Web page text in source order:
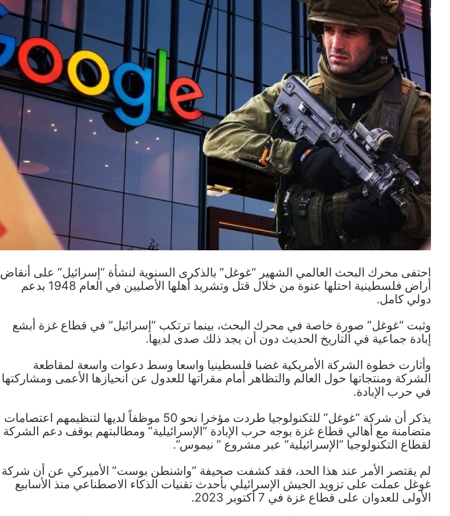
احتفى محرك البحث العالمي الشهير “غوغل” بالذكرى السنوية لنشأة “إسرائيل” على أنقاض
أراض فلسطينية احتلها عنوة من خلال قتل وتشريد أهلها الأصليين في العام 1948 بدعم
دولي كامل.
وثبت “غوغل” صورة خاصة في محرك البحث، بينما ترتكب “إسرائيل” في قطاع غزة أبشع
إبادة جماعية في التاريخ الحديث دون أن يجد ذلك صدى لديها.
وأثارت خطوة الشركة الأمريكية غضبا فلسطينيا واسعا وسط دعوات واسعة لمقاطعة
الشركة ومنتجاتها حول العالم والتظاهر أمام مقراتها للعدول عن انحيازها الأعمى ومشاركتها
في حرب الإبادة.
يذكر أن شركة “غوغل” للتكنولوجيا طردت مؤخرا نحو 50 موظفاً لديها لتنظيمهم اعتصامات
متضامنة مع أهالي قطاع غزة بوجه حرب الإبادة “الإسرائيلية” ومطالبتهم بوقف دعم الشركة
لقطاع التكنولوجيا “الإسرائيلية” عبر مشروع ” نيموس”.
لم يقتصر الأمر عند هذا الحد، فقد كشفت صحيفة “واشنطن بوست” الأميركي عن أن شركة
غوغل عملت على تزويد الجيش الإسرائيلي بأحدث تقنيات الذكاء الاصطناعي منذ الأسابيع
الأولى للعدوان على قطاع غزة في 7 أكتوبر 2023.